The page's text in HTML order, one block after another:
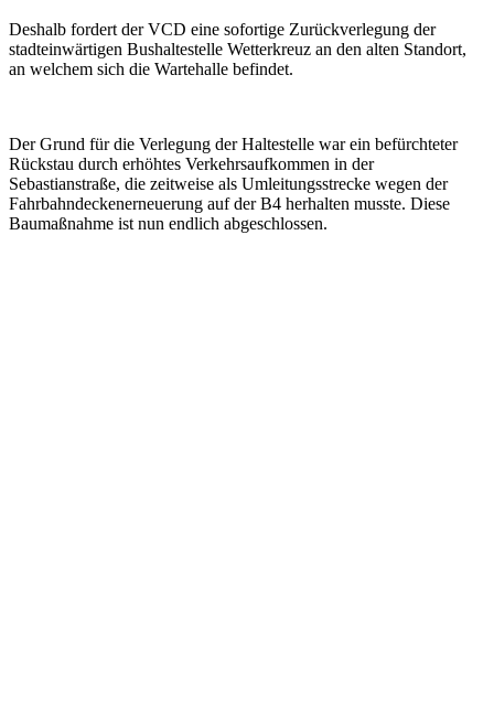
Deshalb fordert der VCD eine sofortige Zurückverlegung der
stadteinwärtigen Bushaltestelle Wetterkreuz an den alten Standort,
an welchem sich die Wartehalle befindet.
Der Grund für die Verlegung der Haltestelle war ein befürchteter
Rückstau durch erhöhtes Verkehrsaufkommen in der
Sebastianstraße, die zeitweise als Umleitungsstrecke wegen der
Fahrbahndeckenerneuerung auf der B4 herhalten musste. Diese
Baumaßnahme ist nun endlich abgeschlossen.